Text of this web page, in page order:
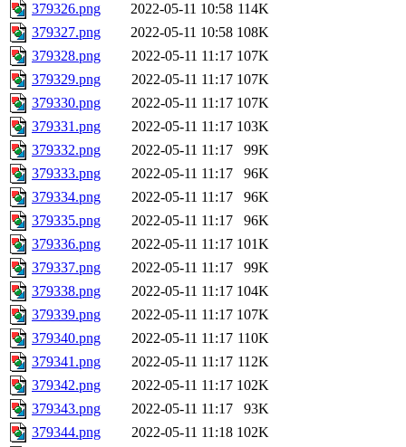
379326.png
2022-05-11 10:58 114K
379327.png
2022-05-11 10:58 108K
379328.png
2022-05-11 11:17 107K
379329.png
2022-05-11 11:17 107K
379330.png
2022-05-11 11:17 107K
379331.png
2022-05-11 11:17 103K
379332.png
2022-05-11 11:17
99K
379333.png
2022-05-11 11:17
96K
379334.png
2022-05-11 11:17
96K
379335.png
2022-05-11 11:17
96K
379336.png
2022-05-11 11:17 101K
379337.png
2022-05-11 11:17
99K
379338.png
2022-05-11 11:17 104K
379339.png
2022-05-11 11:17 107K
379340.png
2022-05-11 11:17 110K
379341.png
2022-05-11 11:17 112K
379342.png
2022-05-11 11:17 102K
379343.png
2022-05-11 11:17
93K
379344.png
2022-05-11 11:18 102K